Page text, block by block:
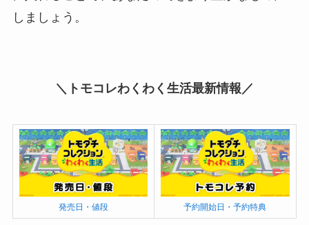
しましょう。
＼トモコレわくわく生活最新情報／
発売日・値段 予約開始日・予約特典